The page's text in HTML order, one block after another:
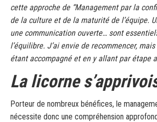
cette approche de “Management par la
de la culture et de la maturité de l’équipe.
une communication ouverte… sont
l’équilibre. J’ai envie de recommencer,
étant accompagné et en y allant par étape
La licorne
Porteur de nombreux bénéfices, le
nécessite donc une compréhension